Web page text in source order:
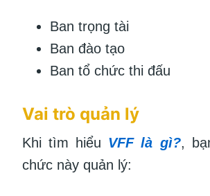
Ban trọng tài
Ban đào tạo
Ban tổ chức thi đấu
Vai trò quản lý
Khi tìm hiểu VFF là gì?,
chức này quản lý: